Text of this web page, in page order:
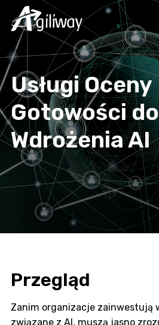
Usługi Oceny
Gotowości do
Wdrożenia AI
Przegląd
Zanim organizacje zainwestują
związane z AI, muszą jasno